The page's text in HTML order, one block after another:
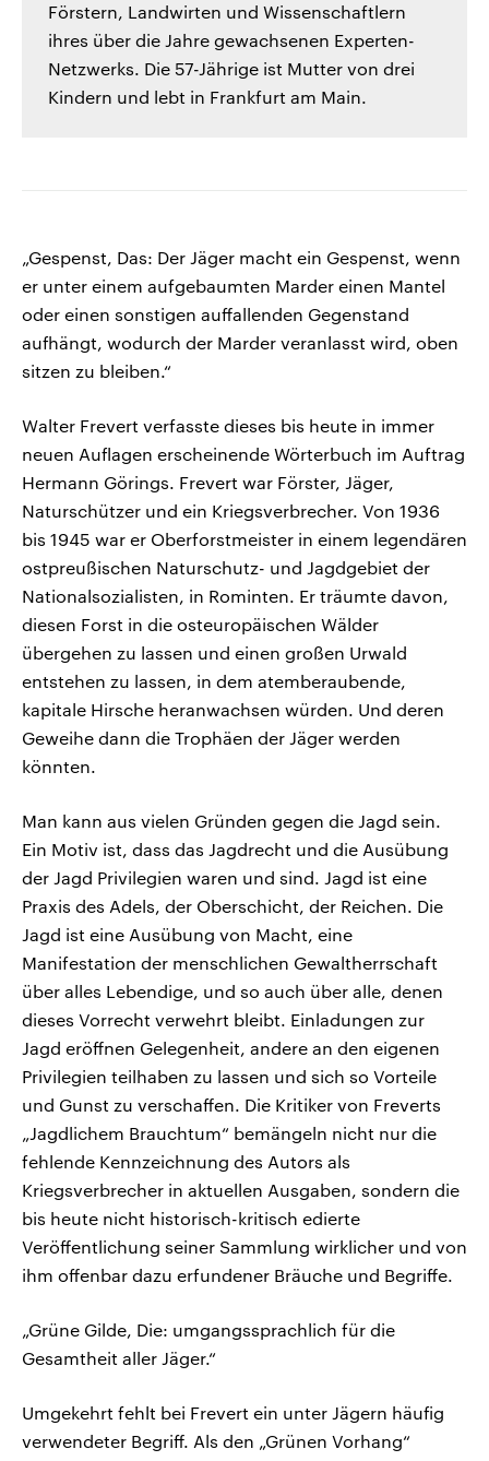
Förstern, Landwirten und Wissenschaftlern
ihres über die Jahre gewachsenen Experten-
Netzwerks. Die 57-Jährige ist Mutter von drei
Kindern und lebt in Frankfurt am Main.
„Gespenst, Das: Der Jäger macht ein Gespenst, wenn
er unter einem aufgebaumten Marder einen Mantel
oder einen sonstigen auffallenden Gegenstand
aufhängt, wodurch der Marder veranlasst wird, oben
sitzen zu bleiben.“
Walter Frevert verfasste dieses bis heute in immer
neuen Auflagen erscheinende Wörterbuch im Auftrag
Hermann Görings. Frevert war Förster, Jäger,
Naturschützer und ein Kriegsverbrecher. Von 1936
bis 1945 war er Oberforstmeister in einem legendären
ostpreußischen Naturschutz- und Jagdgebiet der
Nationalsozialisten, in Rominten. Er träumte davon,
diesen Forst in die osteuropäischen Wälder
übergehen zu lassen und einen großen Urwald
entstehen zu lassen, in dem atemberaubende,
kapitale Hirsche heranwachsen würden. Und deren
Geweihe dann die Trophäen der Jäger werden
könnten.
Man kann aus vielen Gründen gegen die Jagd sein.
Ein Motiv ist, dass das Jagdrecht und die Ausübung
der Jagd Privilegien waren und sind. Jagd ist eine
Praxis des Adels, der Oberschicht, der Reichen. Die
Jagd ist eine Ausübung von Macht, eine
Manifestation der menschlichen Gewaltherrschaft
über alles Lebendige, und so auch über alle, denen
dieses Vorrecht verwehrt bleibt. Einladungen zur
Jagd eröffnen Gelegenheit, andere an den eigenen
Privilegien teilhaben zu lassen und sich so Vorteile
und Gunst zu verschaffen. Die Kritiker von Freverts
„Jagdlichem Brauchtum“ bemängeln nicht nur die
fehlende Kennzeichnung des Autors als
Kriegsverbrecher in aktuellen Ausgaben, sondern die
bis heute nicht historisch-kritisch edierte
Veröffentlichung seiner Sammlung wirklicher und von
ihm offenbar dazu erfundener Bräuche und Begriffe.
„Grüne Gilde, Die: umgangssprachlich für die
Gesamtheit aller Jäger.“
Umgekehrt fehlt bei Frevert ein unter Jägern häufig
verwendeter Begriff. Als den „Grünen Vorhang“